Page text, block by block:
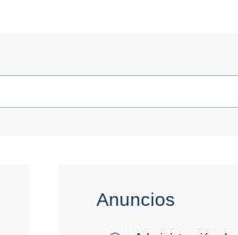
Anuncios